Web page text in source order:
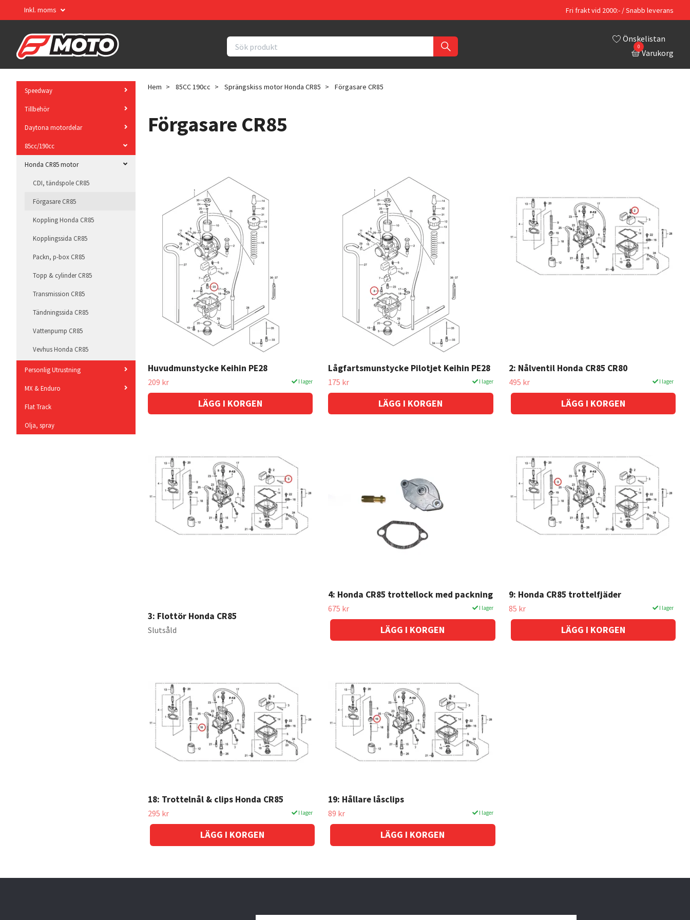
Inkl. moms Fri frakt vid 2000:- / Snabb leverans
Önskelistan
0
Varukorg
Speedway
Tillbehör
Daytona motordelar
85cc/190cc
Honda CR85 motor
CDI, tändspole CR85
Förgasare CR85
Koppling Honda CR85
Kopplingssida CR85
Packn, p-box CR85
Topp & cylinder CR85
Transmission CR85
Tändningssida CR85
Vattenpump CR85
Vevhus Honda CR85
Vevparti & kolv CR85
Växeltrumma CR85
Suzuki RM85 motor
Suzuki RM85 ram
Personlig Utrustning
MX & Enduro
Flat Track
Olja, spray
Hem 85CC 190cc Sprängskiss motor Honda CR85 Förgasare CR85
Förgasare CR85
Huvudmunstycke Keihin PE28
209 kr I lager
LÄGG I KORGEN
Lågfartsmunstycke Pilotjet Keihin PE28
175 kr I lager
LÄGG I KORGEN
2: Nålventil Honda CR85 CR80
495 kr I lager
3: Flottör Honda CR85
Slutsåld
4: Honda CR85 trottellock med packning
675 kr I lager
9: Honda CR85 trottelfjäder
85 kr I lager
18: Trottelnål & clips Honda CR85
295 kr I lager
19: Hållare låsclips
89 kr I lager